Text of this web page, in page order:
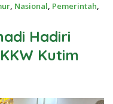
, Nasional, Pemerintah,
Hadiri
Kutim